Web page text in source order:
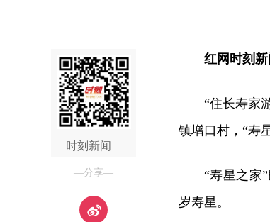
时刻新闻
—分享—
红网时刻
“住长寿家
镇增口村，“寿
“寿星之家
岁寿星。